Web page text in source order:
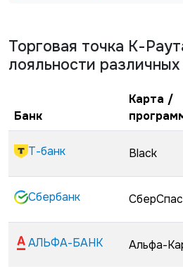
Торговая точка К-
лояльности
Банк
Карта /
Т-банк Black
Сбербанк
АЛЬФА-БАНК Альфа-